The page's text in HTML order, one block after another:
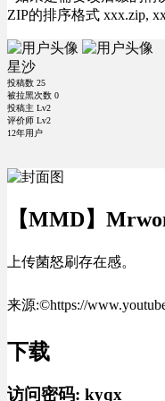
ZIP的排序格式 xxx.zip,
星沙
投稿数 25
被拉黑次数 0
投稿主 Lv2
评价师 Lv2
12年用户
【MMD】
上传菌怒刷存在感。
来源:©https://
下载
访问密码: kyqx